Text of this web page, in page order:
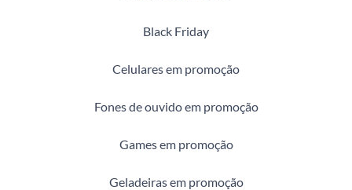
Black Friday
Celulares em promoção
Fones de ouvido em promoção
Games em promoção
Geladeiras em promoção